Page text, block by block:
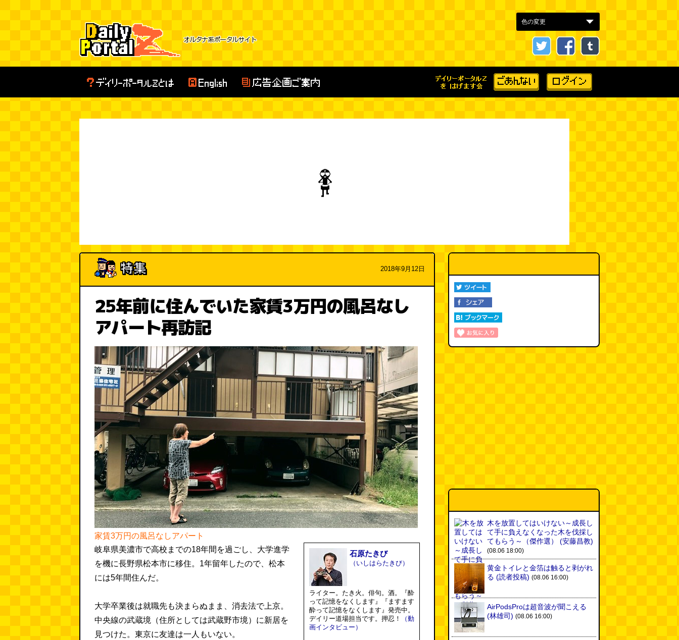
2018年9月12日
25年前に住んでいた家賃3万円の風呂なし
アパート再訪記
家賃3万円の風呂なしアパート
岐阜県美濃市で高校までの18年間を過ごし、大学進学
を機に長野県松本市に移住。1年留年したので、松本
には5年間住んだ。
大学卒業後は就職先も決まらぬまま、消去法で上京。
中央線の武蔵境（住所としては武蔵野市境）に新居を
見つけた。東京に友達は一人もいない。
石原たきび
（いしはらたきび）
ライター。たき火。俳句。酒。『酔
って記憶をなくします』『ますます
酔って記憶をなくします』発売中。
デイリー道場担当です。押忍！
（動
画インタビュー）
木を放置してはいけない～成長し
て手に負えなくなった木を伐採し
てもらう～（傑作選）
(安藤昌教)
(08.06 18:00)
黄金トイレと金箔は触ると剥がれ
る (読者投稿) (08.06 16:00)
AirPodsProは超音波が聞こえる
(林雄司) (08.06 16:00)